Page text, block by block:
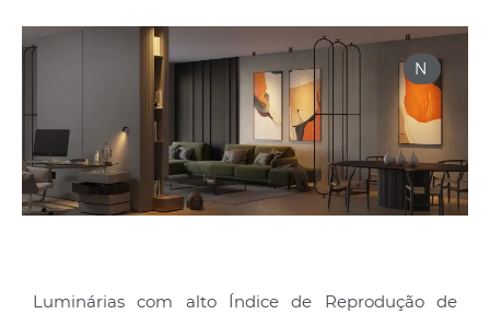
N
Luminárias com alto Índice de Reprodução de